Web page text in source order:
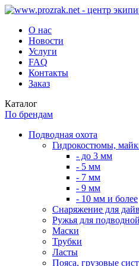
О нас
Новости
Услуги
FAQ
Контакты
Заказ
Каталог
По брендам
Подводная охота
Гидрокостюмы,
- до 3 мм
- 5 мм
- 7 мм
- 9 мм
- 10 мм и более
Снаряжение для
Ружья для
Маски
Трубки
Ласты
Пояса, грузовые